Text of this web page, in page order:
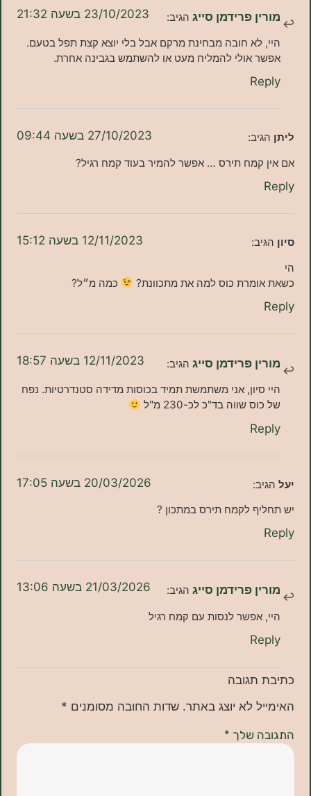
פרידמן סייג הגיב: 23/10/2023 בשעה 21:32
לא חובה מבחינת מרקם אבל בלי יוצא קצת תפל בטעם.
אולי להמליח מעט או להשתמש בגבינה אחרת.
27/10/2023 בשעה 09:44
קמח תירס … אפשר להמיר בעוד קמח רגיל?
12/11/2023 בשעה 15:12
כוס למה את מתכוונת? כמה מ״ל?
פרידמן סייג הגיב: 12/11/2023 בשעה 18:57
אני משתמשת תמיד בכוסות מדידה סטנדרטיות. נפח
שווה בד"כ לכ-230 מ"ל
20/03/2026 בשעה 17:05
לקמח תירס במתכון ?
פרידמן סייג הגיב: 21/03/2026 בשעה 13:06
אפשר לנסות עם קמח רגיל
תגובה
לא יוצג באתר. שדות החובה מסומנים *
שלך*